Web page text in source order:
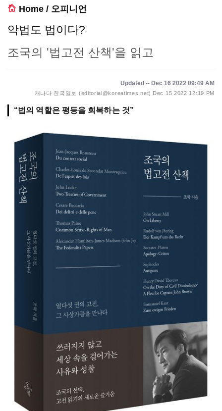
Home / 오피니언
악법도 법이다?
조국의 '법고전 산책'을 읽고
Updated -- Dec 16 2022 09:49 AM
캐나다 한국일보 (editorial@koreatimes.net) Dec 15 2022 12:19 PM
“법의 역할은 평등을 회복하는 것”